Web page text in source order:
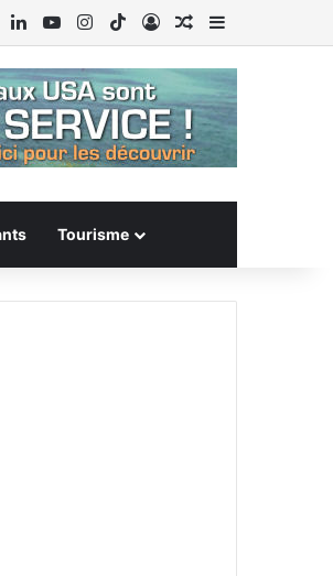
LinkedinYouTubeInstagram
TikTokConnexion
Article Aléatoire
Sidebar
Tourisme